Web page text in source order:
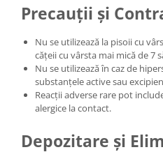
Precauții și
Nu se utilizează la pisoii cu
cățeii cu vârsta mai mică de 7
Nu se utilizează în caz de
substanțele active sau
Reacții adverse rare pot
alergice la contact.
Depozitare și